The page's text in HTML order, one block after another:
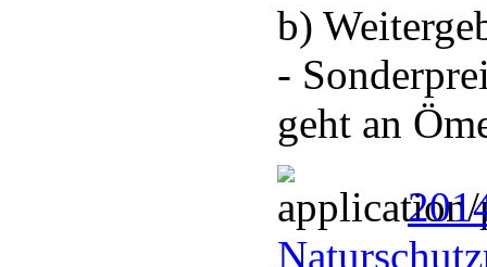
b)
-
geht an